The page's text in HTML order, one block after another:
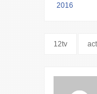
2016
12tv